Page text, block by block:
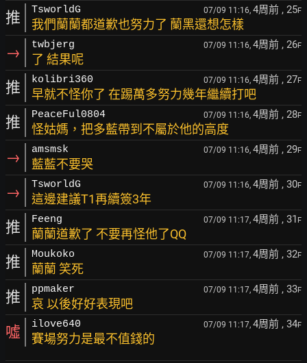
推 TsworldG 07/09 11:16, 4周前 , 25F
我們蘭蘭都道歉也努力了 蘭黑還想怎樣
→ twbjerg 07/09 11:16, 4周前 , 26F
了 結果呢
推 kolibri360 07/09 11:16, 4周前 , 27F
早就不怪你了 在踢萬多努力幾年繼續打吧
推 PeaceFul0804 07/09 11:16, 4周前 , 28F
怪姑媽，把多藍帶到不屬於他的高度
→ amsmsk 07/09 11:16, 4周前 , 29F
藍藍不要哭
→ TsworldG 07/09 11:16, 4周前 , 30F
這邊建議T1再續簽3年
推 Feeng 07/09 11:17, 4周前 , 31 F
蘭蘭道歉了 不要再怪他了QQ
推 Moukoko 07/09 11:17, 4周前 , 32F
蘭蘭 笑死
推 ppmaker 07/09 11:17, 4周前 , 33F
哀 以後好好表現吧
噓 ilove640 07/09 11:17, 4周前 , 34F
賽場努力是最不值錢的